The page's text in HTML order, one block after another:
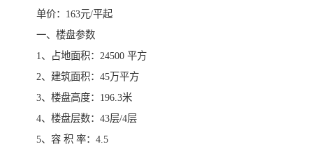
单价：163元/平起
一、楼盘参数
1、占地面积：24500 平方
2、建筑面积：45万平方
3、楼盘高度：196.3米
4、楼盘层数：43层/4层
5、容 积 率：4.5